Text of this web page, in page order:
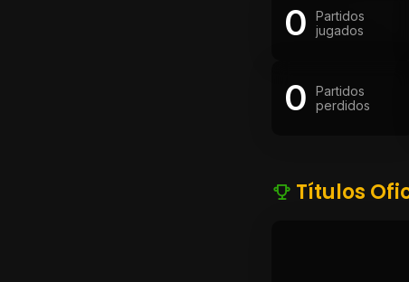
0
Partidos
jugados
0
Partidos
perdidos
Títulos